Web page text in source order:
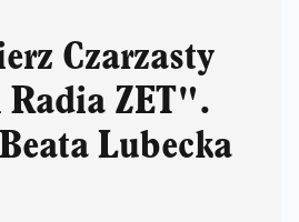
Czarzasty
Radia ZET".
Lubecka